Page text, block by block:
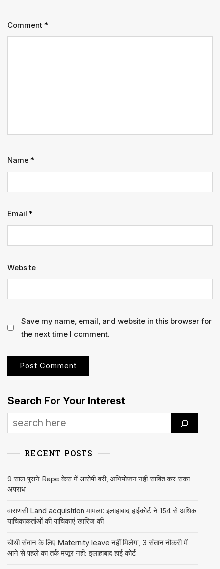
Comment *
Name *
Email *
Website
Save my name, email, and website in this browser for
the next time I comment.
Search For Your Interest
RECENT POSTS
9 साल पुराने Rape केस में आरोपी बरी, अभियोजन नहीं साबित कर सका
अपराध
वाराणसी Land acquisition मामला: इलाहाबाद हाईकोर्ट ने 154 से अधिक
याचिकाकर्ताओं की याचिकाएं खारिज कीं
चौथी संतान के लिए Maternity leave नहीं मिलेगा, 3 संतान नौकरी में
आने से पहले का तर्क मंजूर नहीं: इलाहाबाद हाई कोर्ट